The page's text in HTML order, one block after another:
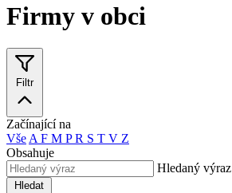
Firmy v obci
Filtr
Začínající na
Vše A F M PR S T V Z
Obsahuje
Hledaný výraz
Hledat